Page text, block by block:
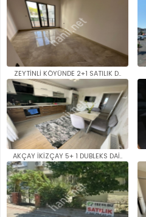
ZEYTİNLİ KÖYÜNDE 2+1 SATILIK D..
AKÇAY İKİZÇAY 5+ 1 DUBLEKS DAİ..